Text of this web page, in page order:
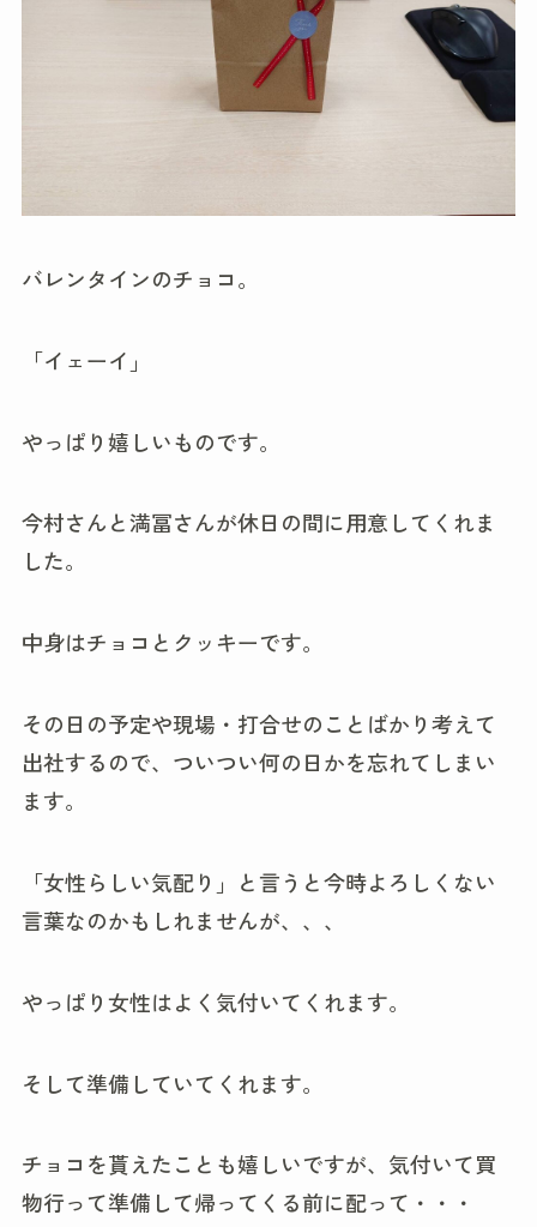
バレンタインのチョコ。
「イェーイ」
やっぱり嬉しいものです。
今村さんと満冨さんが休日の間に用意してくれま
した。
中身はチョコとクッキーです。
その日の予定や現場・打合せのことばかり考えて
出社するので、ついつい何の日かを忘れてしまい
ます。
「女性らしい気配り」と言うと今時よろしくない
言葉なのかもしれませんが、、、
やっぱり女性はよく気付いてくれます。
そして準備していてくれます。
チョコを貰えたことも嬉しいですが、気付いて買
物行って準備して帰ってくる前に配って・・・